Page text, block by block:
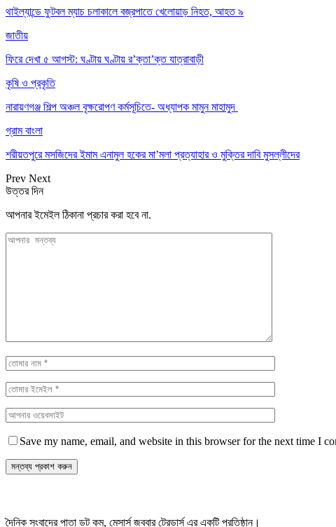
থাইল্যান্ডে ফুটবল ম্যাচ চলাকালে বজ্রপাতে খেলোয়াড় নিহত, আহত ৯
জাতীয়
ফিরে দেখা ৫ আগস্ট: ঘণ্টায় ঘণ্টায় র’ক্তা’ক্ত যাত্রাবাড়ী
কৃষি ও প্রকৃতি
নারায়ণগঞ্জ শিল্প অঞ্চল বৃক্ষরোপণ কর্মসূচিতে- অধ্যাপক মামুন মাহামুদ
গ্রাম বাংলা
শরীয়তপুরে মসজিদের ইমাম এনামুল হকের মা’মলা প্রত্যাহার ও মুক্তির দাবি মুসল্লীদের
Prev Next
উত্তর দিন
আপনার ইমেইল ঠিকানা প্রচার করা হবে না.
Save my name, email, and website in this browser for the next time I
দৈনিক সংবাদের পাতা ডট কম, মেসার্স জববার ট্রেডার্স এর একটি প্রতিষ্ঠান।